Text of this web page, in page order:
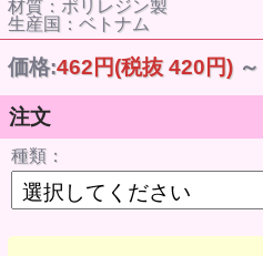
材質：ポリレジン製
生産国：ベトナム
価格:462円(税抜 420円) ～
注文
種類：